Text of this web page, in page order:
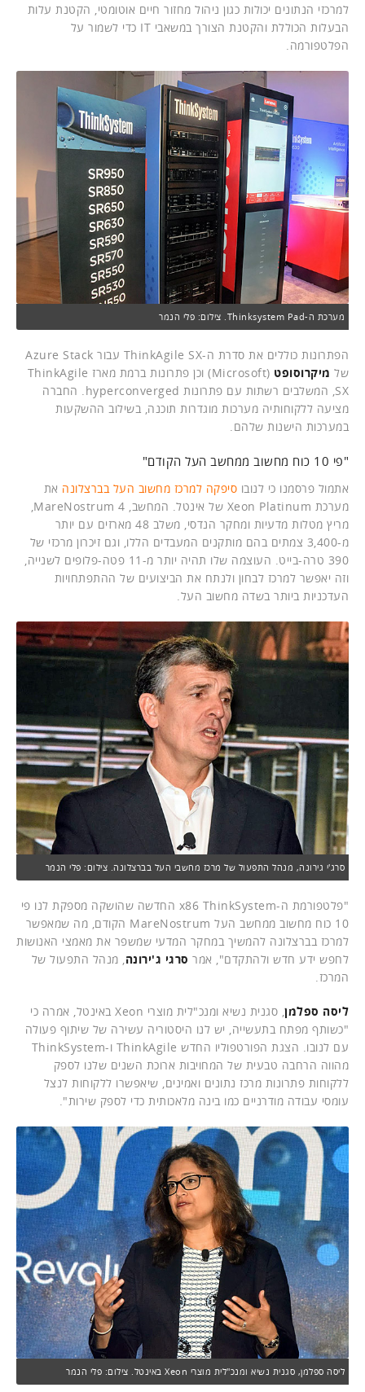
למרכזי הנתונים יכולות כגון ניהול מחזור חיים אוטומטי, הקטנת עלות
הבעלות הכוללת והקטנת הצורך במשאבי IT כדי לשמור על
הפלטפורמה.
מערכת ה-Thinksystem Pad. צילום: פלי הנמר
הפתרונות כוללים את סדרת ה-ThinkAgile SX עבור Azure Stack
של מיקרוסופט
(Microsoft) וכן פתרונות ברמת מארז ThinkAgile
SX, המשלבים רשתות עם פתרונות hyperconverged. החברה
מציעה ללקוחותיה מערכות מוגדרות תוכנה, בשילוב ההשקעות
במערכות הישנות שלהם.
"פי 10 כוח מחשוב ממחשב העל הקודם"
אתמול פרסמנו כי לנובו סיפקה למרכז מחשוב העל בברצלונה את
מערכת Xeon Platinum של אינטל. המחשב, MareNostrum 4,
מריץ מטלות מדעיות ומחקר הנדסי, משלב 48 מארזים עם יותר
מ-3,400 צמתים בהם מותקנים המעבדים הללו, וגם זיכרון מרכזי של
390 טרה-בייט. העוצמה שלו תהיה יותר מ-11 פטה-פלופים לשנייה,
וזה יאפשר למרכז לבחון ולנתח את הביצועים של ההתפתחויות
העדכניות ביותר בשדה מחשוב העל.
סרג'י גירונה, מנהל התפעול של מרכז מחשבי העל בברצלונה. צילום: פלי הנמר
"פלטפורמת ה-x86 ThinkSystem החדשה שהושקה מספקת לנו פי
10 כוח מחשוב ממחשב העל MareNostrum הקודם, מה שמאפשר
למרכז בברצלונה להמשיך במחקר המדעי שמשפר את מאמצי האנושות
לחפש ידע חדש ולהתקדם", אמר סרגי ג'ירונה , מנהל התפעול של
המרכז.
ליסה ספלמן
, סגנית נשיא ומנכ"לית מוצרי Xeon באינטל, אמרה כי
"כשותף מפתח בתעשייה, יש לנו היסטוריה עשירה של שיתוף פעולה
עם לנובו. הצגת הפורטפוליו החדש ThinkAgile ו-ThinkSystem
מהווה הרחבה טבעית של המחויבות ארוכת השנים שלנו לספק
ללקוחות פתרונות מרכז נתונים ואמינים, שיאפשרו ללקוחות לנצל
עומסי עבודה מודרניים כמו בינה מלאכותית כדי לספק שירות".
ליסה ספלמן, סגנית נשיא ומנכ"לית מוצרי Xeon באינטל. צילום: פלי הנמר